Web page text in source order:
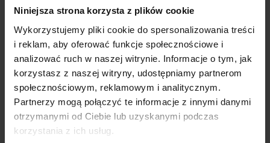
Niniejsza strona korzysta z plików cookie
Wykorzystujemy pliki cookie do spersonalizowania treści
i reklam, aby oferować funkcje społecznościowe i
analizować ruch w naszej witrynie. Informacje o tym, jak
korzystasz z naszej witryny, udostępniamy partnerom
społecznościowym, reklamowym i analitycznym.
Partnerzy mogą połączyć te informacje z innymi danymi
otrzymanymi od Ciebie lub uzyskanymi podczas
korzystania z ich usług.
Umieść aplikator krążka żelowego tak, aby przycisk znalazł
się w pierwszym otworze. Zdejmij korek i zachowaj go.
Przystaw aplikator krążka żelowego otwartą stroną do
wewnętrznej strony muszli toaletowej w miejscu, gdzie
przepływ wody uaktywni krążek.
Przyciskając uchwyt z aplikatorem do wnętrza muszli,
wciśnij przycisk uwalniający krążek żelowy. Przycisk
powinien przemieścić się do następnego otworu. Wyjmij
urządzenie, pozostawiając żelowy krążek przyklejony do
wnętrza muszli toaletowej. Nałóż szczelnie korek. Spuść
wodę, aby uaktywnić krążek żelowy.
Po aplikacji żelowy krążek może być atrakcyjny dla dzieci. Używaj